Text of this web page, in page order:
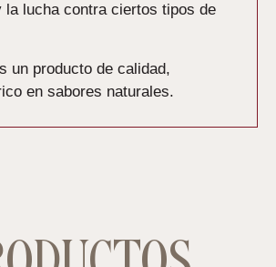
la lucha contra ciertos tipos de
un producto de calidad,
en sabores naturales.